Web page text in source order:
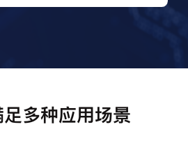
多种应用场景